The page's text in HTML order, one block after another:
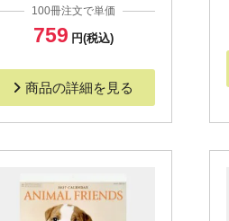
100冊注文で単価
759 円(税込)
商品の詳細を見る